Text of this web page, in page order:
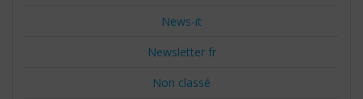
News-it
Newsletter fr
Non classé